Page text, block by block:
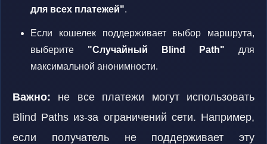
для всех платежей".
Если кошелек поддерживает выбор маршрута,
выберите "Случайный Blind Path" для
максимальной анонимности.
Важно: не все платежи могут использовать
Blind Paths из-за ограничений сети. Например,
если получатель не поддерживает эту